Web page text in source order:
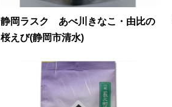
静岡ラスク あべ川きなこ・由比の
桜えび(静岡市清水)